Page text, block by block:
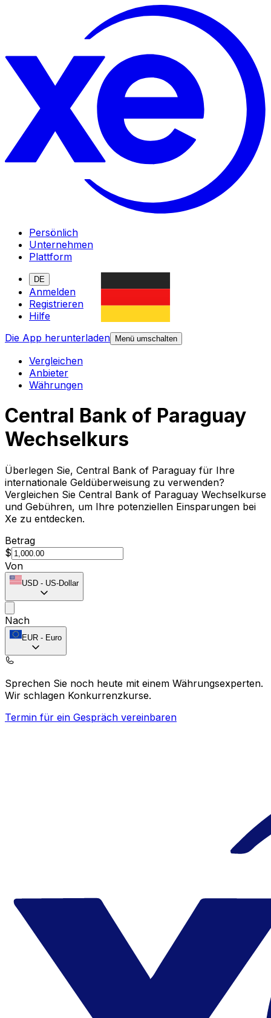
Persönlich
Unternehmen
Plattform
DE
Anmelden
Registrieren
Hilfe
Die App herunterladen
Menü umschalten
Vergleichen
Anbieter
Währungen
Central Bank of Paraguay
Wechselkurs
Überlegen Sie, Central Bank of Paraguay für Ihre
internationale Geldüberweisung zu verwenden?
Vergleichen Sie Central Bank of Paraguay Wechselkurse
und Gebühren, um Ihre potenziellen Einsparungen bei
Xe zu entdecken.
Betrag
$
Von
USD - US-Dollar
Nach
EUR - Euro
Sprechen Sie noch heute mit einem Währungsexperten.
Wir schlagen Konkurrenzkurse.
Termin für ein Gespräch vereinbaren